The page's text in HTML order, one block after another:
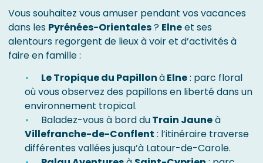
Vous souhaitez vous amuser pendant vos vacances
dans les Pyrénées-Orientales? Elneet ses
alentours regorgent de lieux à voir et d’activités à
faire en famille :
Le Tropique du PapillonàElne: parc floral
où vous observez des papillons en liberté dans un
environnement tropical.
Baladez-vous à bord duTrain Jauneà
Villefranche-de-Conflent : l’itinéraire traverse
différentes vallées jusqu’à Latour-de-Carole.